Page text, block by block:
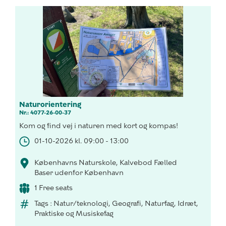
Naturorientering
Nr.: 4077-26-00-37
Kom og find vej i naturen med kort og kompas!
01-10-2026 kl. 09:00 - 13:00
Københavns Naturskole, Kalvebod Fælled
Baser udenfor København
1 Free seats
Tags : Natur/teknologi, Geografi, Naturfag, Idræt,
Praktiske og Musiskefag